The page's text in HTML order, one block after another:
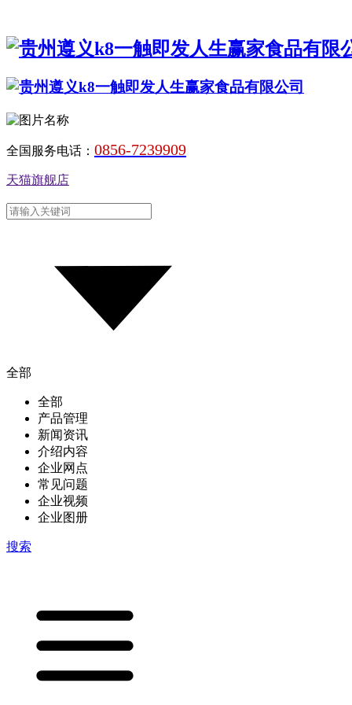
全国服务电话： 0856-7239909
天猫旗舰店
全部
全部
产品管理
新闻资讯
介绍内容
企业网点
常见问题
企业视频
企业图册
搜索